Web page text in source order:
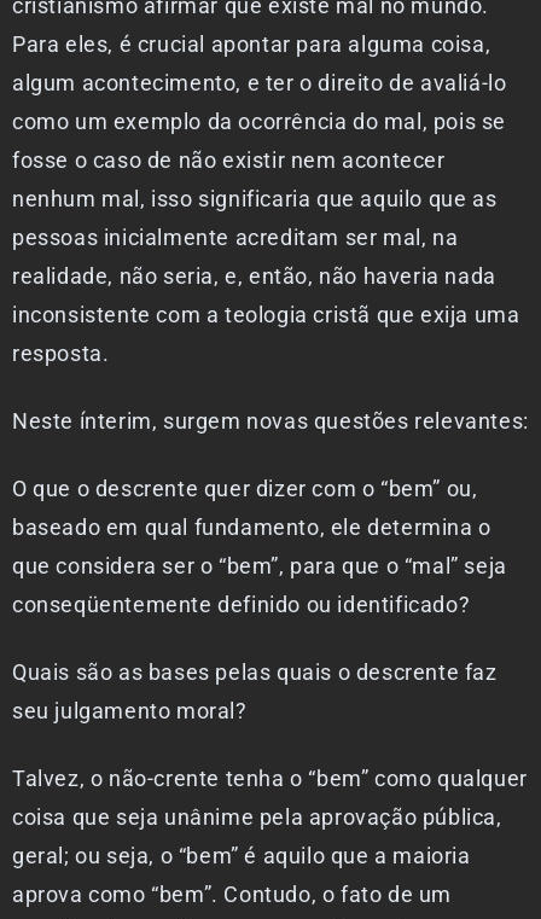
cristianismo afirmar que existe mal no mundo.
Para eles, é crucial apontar para alguma coisa,
algum acontecimento, e ter o direito de avaliá-lo
como um exemplo da ocorrência do mal, pois se
fosse o caso de não existir nem acontecer
nenhum mal, isso significaria que aquilo que as
pessoas inicialmente acreditam ser mal, na
realidade, não seria, e, então, não haveria nada
inconsistente com a teologia cristã que exija uma
resposta.
Neste ínterim, surgem novas questões relevantes:
O que o descrente quer dizer com o “bem” ou,
baseado em qual fundamento, ele determina o
que considera ser o “bem”, para que o “mal” seja
conseqüentemente definido ou identificado?
Quais são as bases pelas quais o descrente faz
seu julgamento moral?
Talvez, o não-crente tenha o “bem” como qualquer
coisa que seja unânime pela aprovação pública,
geral; ou seja, o “bem” é aquilo que a maioria
aprova como “bem”. Contudo, o fato de um